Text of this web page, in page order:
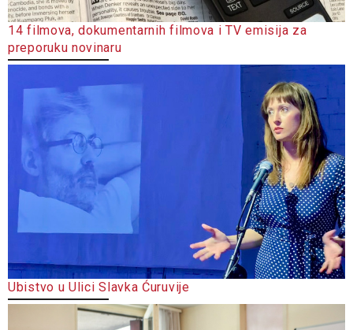
14 filmova, dokumentarnih filmova i TV emisija za
preporuku novinaru
Ubistvo u Ulici Slavka Ćuruvije